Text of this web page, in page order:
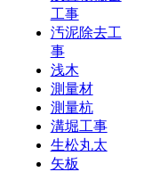
工事
汚泥除去工
事
浅木
測量材
測量杭
溝堀工事
生松丸太
矢板